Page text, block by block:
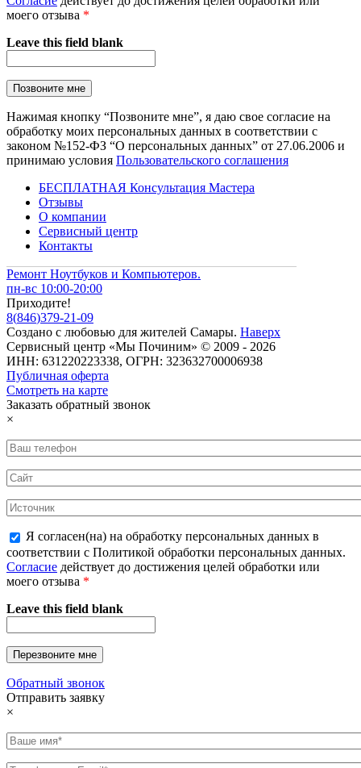
моего отзыва *
Leave this field blank
Нажимая кнопку “Позвоните мне”, я даю свое согласие на
обработку моих персональных данных в соответствии с
законом №152-ФЗ “О персональных данных” от 27.06.2006 и
принимаю условия Пользовательского соглашения
БЕСПЛАТНАЯ Консультация Мастера
Отзывы
О компании
Сервисный центр
Контакты
Ремонт Ноутбуков и Компьютеров.
пн-вс 10:00-20:00
Приходите!
8(846)379-21-09
Создано с любовью для жителей Самары. Наверх
Сервисный центр «Мы Починим» © 2009 - 2026
ИНН: 631220223338, ОГРН: 323632700006938
Публичная оферта
Смотреть на карте
Заказать обратный звонок
×
Я согласен(на) на обработку персональных данных в
соответствии с Политикой обработки персональных данных.
Согласие действует до достижения целей обработки или
моего отзыва *
Leave this field blank
Обратный звонок
Отправить заявку
×